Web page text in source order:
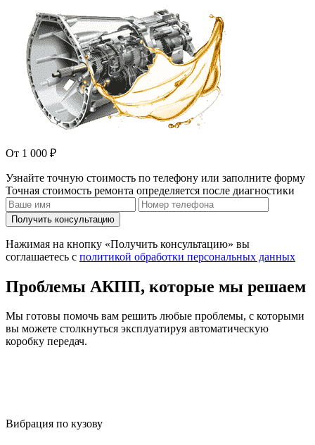
От 1 000 ₽
Узнайте точную стоимость по телефону или заполните форму
Точная стоимость ремонта определяется после диагностики
Получить консультацию
Нажимая на кнопку «Получить консультацию» вы
соглашаетесь с политикой обработки персональных данных
Проблемы АКПП, которые мы решаем
Мы готовы помочь вам решить любые проблемы, с которыми
вы можете столкнуться эксплуатируя автоматическую
коробку передач.
Вибрация по кузову